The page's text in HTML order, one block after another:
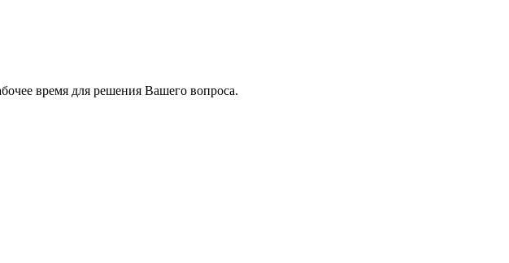
время для решения Вашего вопроса.